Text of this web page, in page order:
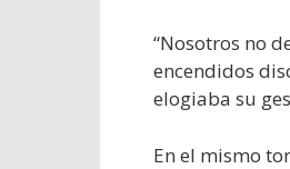
“Nosotros no
encendidos
elogiaba su
En el mismo